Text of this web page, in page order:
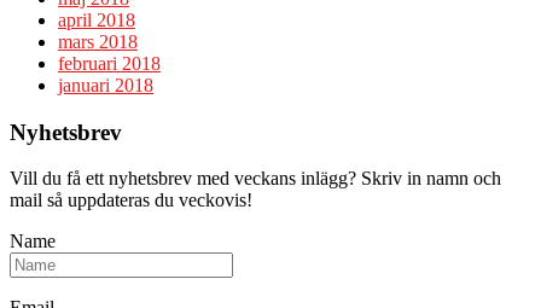
april 2018
mars 2018
februari 2018
januari 2018
Nyhetsbrev
Vill du få ett nyhetsbrev med veckans inlägg? Skriv in namn och
mail så uppdateras du veckovis!
Name